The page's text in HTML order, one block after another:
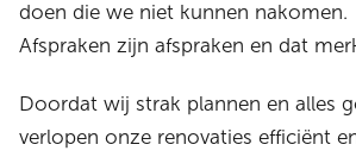
doen die we niet kunnen nakomen.
Afspraken zijn afspraken en dat
Doordat wij strak plannen en alles
verlopen onze renovaties efficiënt